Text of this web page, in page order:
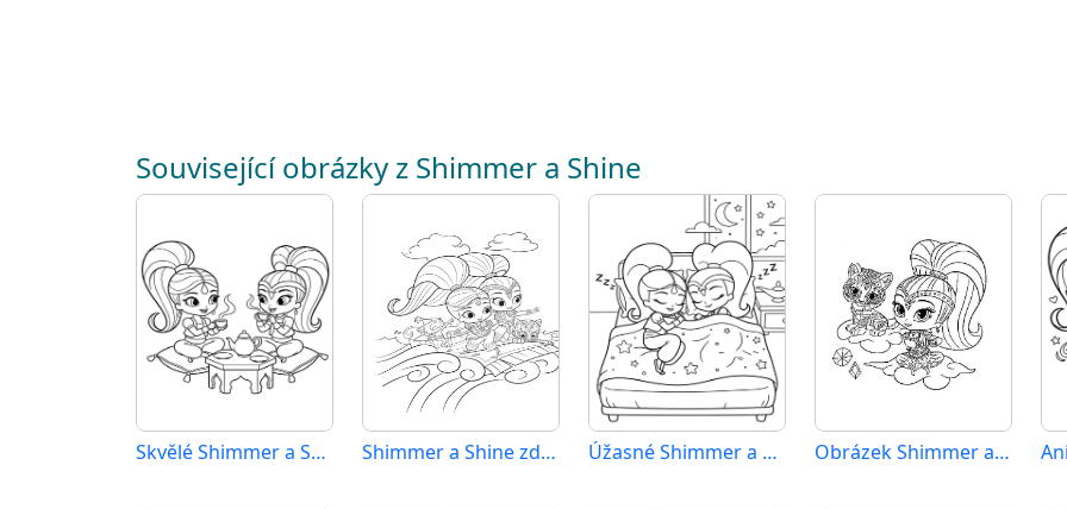
Související obrázky z Shimmer a Shine
Skvělé Shimmer a Shine Shimmer a Shine zdarma Úžasné Shimmer a Shine Obrázek Shimmer a Shine zdarma